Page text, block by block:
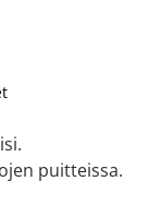
puitteissa.